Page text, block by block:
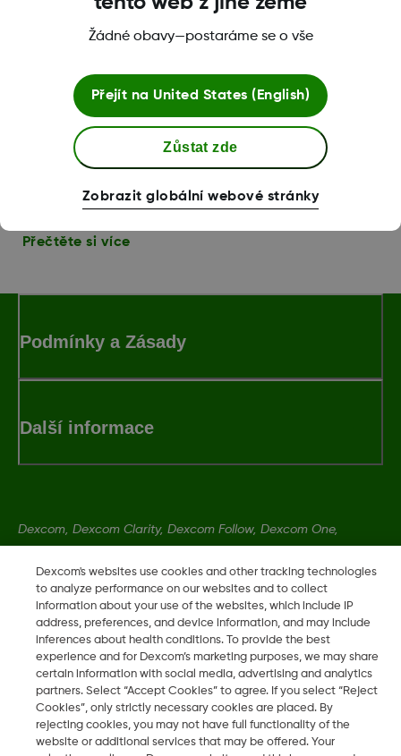
Přečtěte si více
Které chytré telefony jsou kompatibilní s aplikací
Sdílející osoby mohou používat kompatibilní
platformy iOS a Android. Chcete-li zobrazit nejnovější
http://www.dexcom.com/compatibility
Přečtěte si více
Podmínky a Zásady
Další informace
Dexcom, Dexcom Clarity, Dexcom Follow, Dexcom One,
registrované ochranné známky ve Spojených státech a mohou
být registrovány v jiných zemích.
2026 Dexcom, Inc. Všechna práva vyhrazena.
Změnit region
Žádné obavy—postaráme se o vše
Přejít na United States (English)
Zůstat zde
Zobrazit globální webové stránky
Dexcom's websites use cookies and other tracking technologies
to analyze performance on our websites and to collect
information about your use of the websites, which include IP
address, preferences, and device information, and may include
inferences about health conditions. To provide the best
experience and for Dexcom’s marketing purposes, we may share
certain information with social media, advertising and analytics
partners. Select “Accept Cookies” to agree. If you select “Reject
Cookies”, only strictly necessary cookies are placed. By
rejecting cookies, you may not have full functionality of the
website or additional services that may be offered. Your